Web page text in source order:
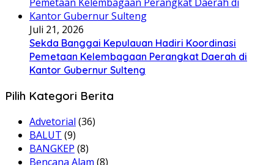
Juli 21, 2026
Sekda Banggai Kepulauan Hadiri Koordinasi
Pemetaan Kelembagaan Perangkat Daerah di
Kantor Gubernur Sulteng
Pilih Kategori Berita
Advetorial (36)
BALUT (9)
BANGKEP (8)
Bencana Alam (8)